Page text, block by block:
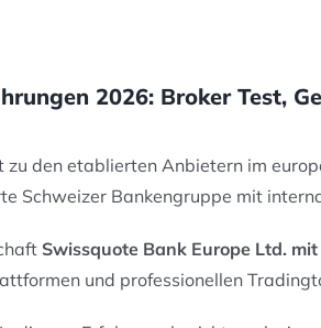
2026: Broker Test,
den etablierten Anbietern im
Schweizer Bankengruppe mit
Swissquote Bank Europe Ltd.
und professionellen